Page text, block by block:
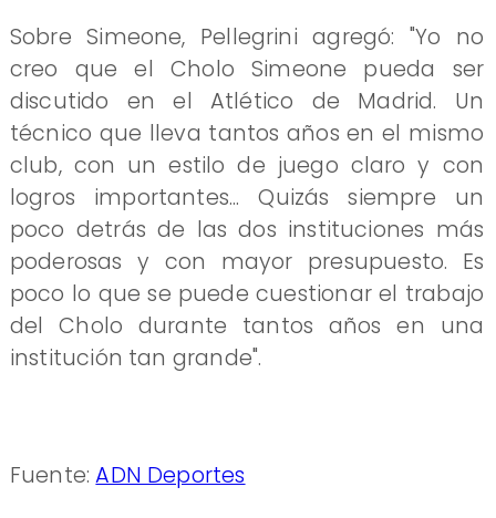
Sobre Simeone, Pellegrini agregó: "Yo no
creo que el Cholo Simeone pueda ser
discutido en el Atlético de Madrid. Un
técnico que lleva tantos años en el mismo
club, con un estilo de juego claro y con
logros importantes... Quizás siempre un
poco detrás de las dos instituciones más
poderosas y con mayor presupuesto. Es
poco lo que se puede cuestionar el trabajo
del Cholo durante tantos años en una
institución tan grande".
Fuente:ADN Deportes